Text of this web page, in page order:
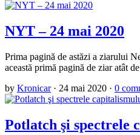
NYT – 24 mai 2020
Prima pagină de astăzi a ziarului
această primă pagină de ziar atât
by Kronicar · 24 mai 2020 · 0
Potlatch şi spectrele